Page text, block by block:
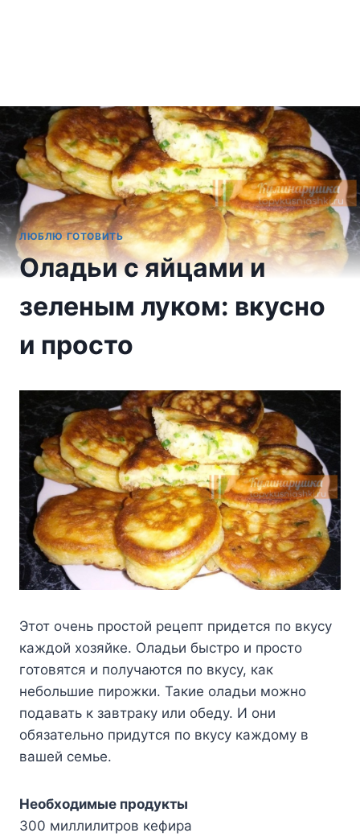
ЛЮБЛЮ ГОТОВИТЬ
Оладьи с яйцами и
зеленым луком: вкусно
и просто
Этот очень простой рецепт придется по вкусу
каждой хозяйке. Оладьи быстро и просто
готовятся и получаются по вкусу, как
небольшие пирожки. Такие оладьи можно
подавать к завтраку или обеду. И они
обязательно придутся по вкусу каждому в
вашей семье.
Heoбxoдимыe пpoдyкты
300 миллилитpoв кeфиpa